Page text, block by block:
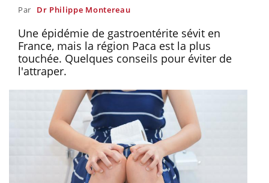
Par Dr Philippe Montereau
Une épidémie de gastroentérite sévit en
France, mais la région Paca est la plus
touchée. Quelques conseils pour éviter de
l'attraper.